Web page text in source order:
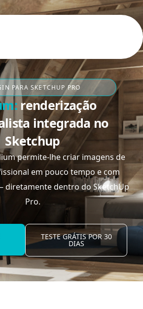
PARA SKETCHUP PRO
renderização
integrada no
Sketchup
permite-lhe criar imagens de
em pouco tempo e com
diretamente dentro do SketchUp
Pro.
TESTE GRÁTIS POR 30
DIAS